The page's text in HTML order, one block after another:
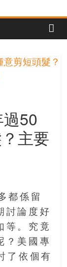
過50
主要
都係留
討論度好
等。究竟
？美國專
了依個有